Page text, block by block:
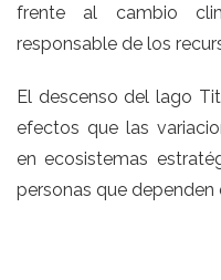
frente al cambio
responsable de los
El descenso del lago
efectos que las
en ecosistemas
personas que